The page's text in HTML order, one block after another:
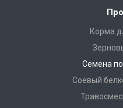
Корма
Семена
Соевый